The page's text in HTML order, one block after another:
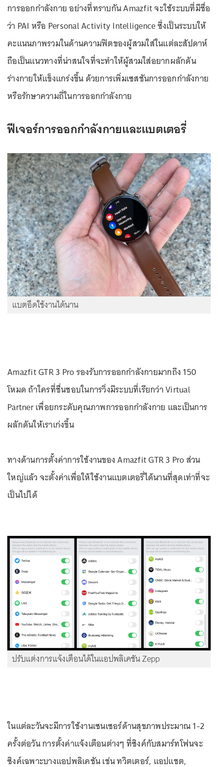
การออกกำลังกาย อย่างที่ทราบกัน Amazfit จะใช้ระบบที่มีชื่อ
ว่า PAI หรือ Personal Activity Intelligence ซึ่งเป็นระบบให้
คะแนนภาพรวมในด้านความฟิตของผู้สวมใส่ในแต่ละสัปดาห์
ถือเป็นแนวทางที่น่าสนใจที่จะทำให้ผู้สวมใส่อยากผลักดัน
ร่างกายให้แข็งแกร่งขึ้น ด้วยการเพิ่มเซสชันการออกกำลังกาย
หรือรักษาความถี่ในการออกกำลังกาย
ฟีเจอร์การออกกำลังกายและแบตเตอรี่
แบตอึดใช้งานได้นาน
Amazfit GTR 3 Pro รองรับการออกกำลังกายมากถึง 150
โหมด ถ้าใครที่ชื่นชอบในการวิ่งมีระบบที่เรียกว่า Virtual
Partner เพื่อยกระดับคุณภาพการออกกำลังกาย และเป็นการ
ผลักดันให้เราเก่งขึ้น
ทางด้านการตั้งค่าการใช้งานของ Amazfit GTR 3 Pro ส่วน
ใหญ่แล้ว จะตั้งค่าเพื่อให้ใช้งานแบตเตอรี่ได้นานที่สุดเท่าที่จะ
เป็นไปได้
ปรับแต่งการแจ้งเตือนได้ในแอปพลิเคชัน Zepp
ในแต่ละวันจะมีการใช้งานเซนเซอร์ด้านสุขภาพประมาณ 1-2
ครั้งต่อวัน การตั้งค่าแจ้งเตือนต่างๆ ที่ซิงค์กับสมาร์ทโฟนจะ
ซิงค์เฉพาะบางแอปพลิเคชัน เช่น ทวิตเตอร์, แอปแชต,